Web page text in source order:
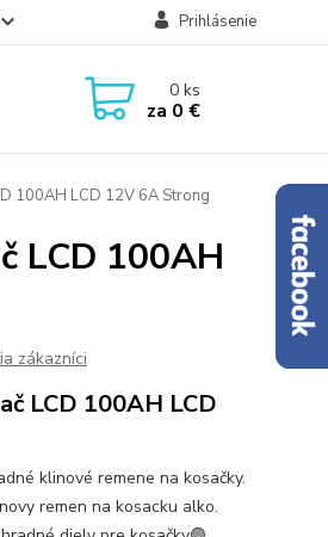
Prihlásenie
0ks
za 0 €
100AH LCD 12V 6A Strong
LCD 100AH
zákazníci
LCD 100AH LCD
klinové remene na kosačky.
remen na kosacku alko.